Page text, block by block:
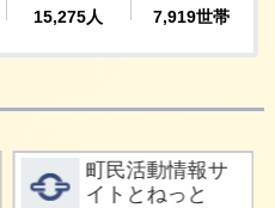
詳細をみる
町民活動情報サ
イトとねっと